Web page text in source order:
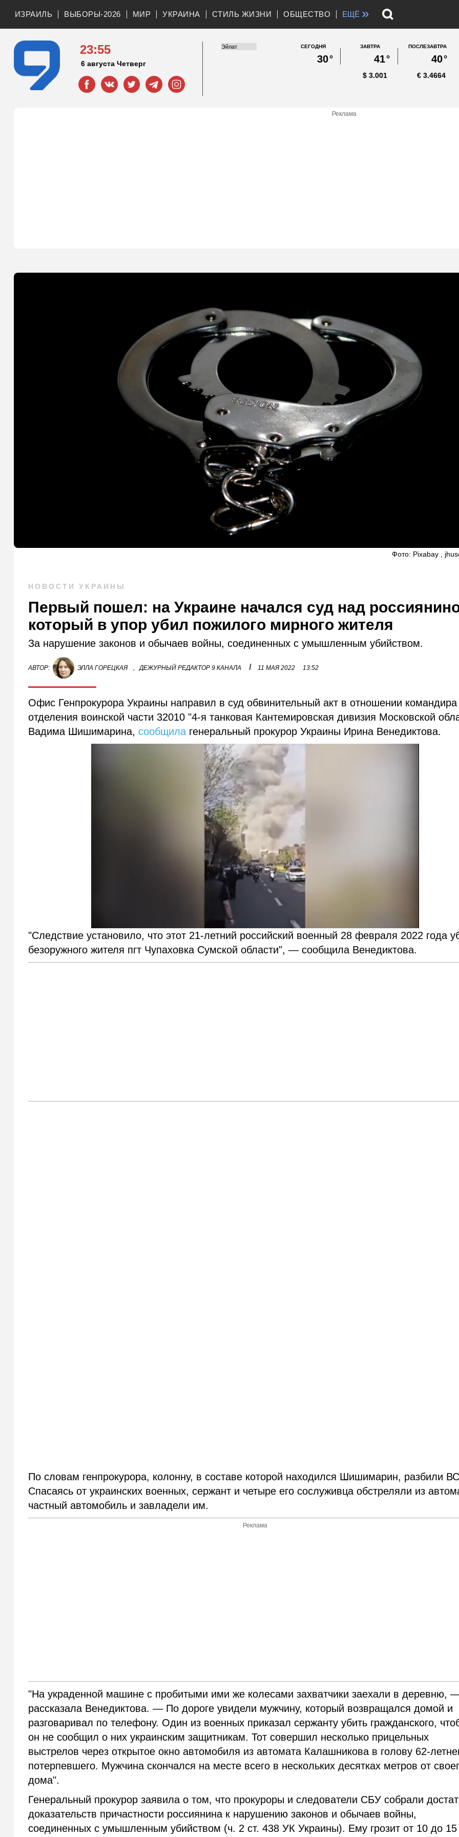
ИЗРАИЛЬ ВЫБОРЫ-2026 МИР УКРАИНА СТИЛЬ ЖИЗНИ ОБЩЕСТВО ЕЩЁ »
23:55
6 августа Четверг
СЕГОДНЯ
30°
ЗАВТРА
41°
ПОСЛЕЗАВТРА
40°
3.001
$ 3.4664
€
Реклама
Фото: Pixabay ,
НОВОСТИ УКРАИНЫ
Первый пошел: на Украине начался суд над
который в упор убил пожилого мирного жителя
За нарушение законов и обычаев войны, соединенных с умышленным убийством.
АВТОР: ЭЛЛА ГОРЕЦКАЯ , ДЕЖУРНЫЙ РЕДАКТОР 9 КАНАЛА I 11 МАЯ 2022 13:52
Офис Генпрокурора Украины направил в суд обвинительный акт в отношении командира
отделения воинской части 32010 "4-я танковая Кантемировская дивизия Московской
Вадима Шишимарина,сообщила генеральный прокурор Украины Ирина Венедиктова.
"Следствие установило, что этот 21-летний российский военный 28 февраля 2022 года
безоружного жителя пгт Чупаховка Сумской области", — сообщила Венедиктова.
По словам генпрокурора, колонну, в составе которой находился Шишимарин, разбили
Спасаясь от украинских военных, сержант и четыре его сослуживца обстреляли из
частный автомобиль и завладели им.
Реклама
"На украденной машине с пробитыми ими же колесами захватчики заехали в деревню,
рассказала Венедиктова. — По дороге увидели мужчину, который возвращался домой и
разговаривал по телефону. Один из военных приказал сержанту убить гражданского,
он не сообщил о них украинским защитникам. Тот совершил несколько прицельных
выстрелов через открытое окно автомобиля из автомата Калашникова в голову 62-
потерпевшего. Мужчина скончался на месте всего в нескольких десятках метров от
дома".
Генеральный прокурор заявила о том, что прокуроры и следователи СБУ собрали
доказательств причастности россиянина к нарушению законов и обычаев войны,
соединенных с умышленным убийством (ч. 2 ст. 438 УК Украины). Ему грозит от 10 до 15